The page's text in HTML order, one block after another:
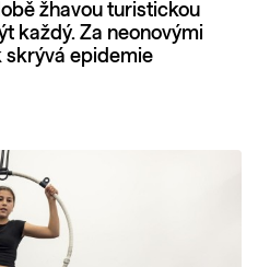
žhavou turistickou
každý. Za neonovými
skrývá epidemie